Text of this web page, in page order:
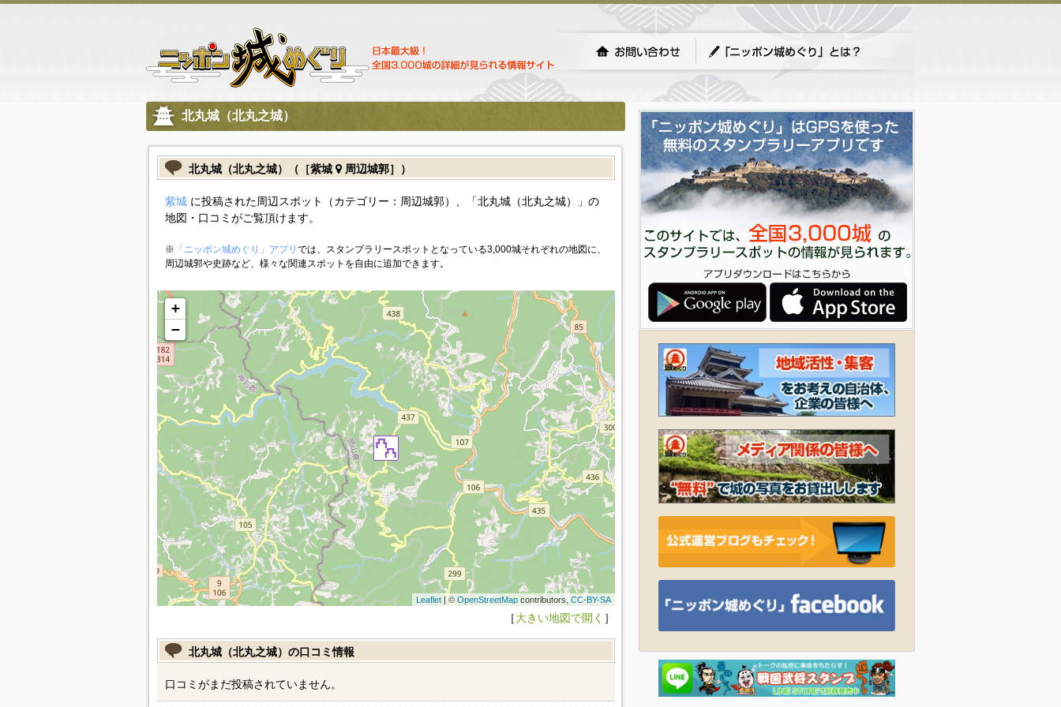
北丸城（北丸之城）
北丸城（北丸之城）（［紫城 周辺城郭］）
紫城に投稿された周辺スポット（カテゴリー：周辺城郭）、「北丸城（北丸之城）」の
地図・口コミがご覧頂けます。
※ 「ニッポン城めぐり」アプリ では、スタンプラリースポットとなっている3,000城それぞれの地図に、
周辺城郭や史跡など、様々な関連スポットを自由に追加できます。
+
−
Leaflet| © OpenStreetMapcontributors, CC-BY-SA
［大きい地図で開く ］
北丸城（北丸之城）の口コミ情報
口コミがまだ投稿されていません。